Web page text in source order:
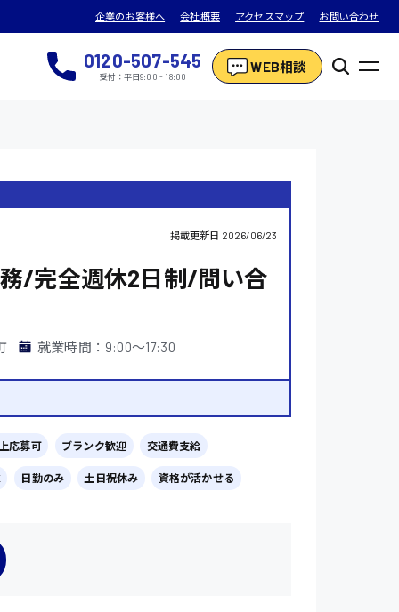
企業のお客様へ 会社概要 アクセスマップ お問い合わせ
0120-507-545
受付：平日9:00 - 18:00
WEB相談
掲載更新日 2026/06/23
/完全週休2日制/問い合
就業時間：9:00〜17:30
応募可 ブランク歓迎 交通費支給
日勤のみ 土日祝休み 資格が活かせる